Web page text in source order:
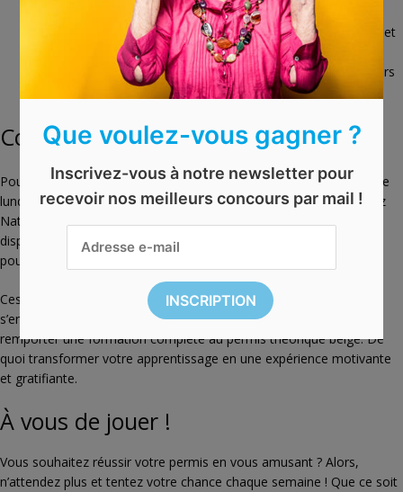
Des outils pédagogiques modernes comme des flashcards et
simulateurs pédagogiques avancés.
Un accompagnement pédagogique assuré par des moniteurs
Comment participer gratuitement ?
Pour participer au concours, c’est très simple : rendez-vous chaque
lundi sur la page d’accueil du site Permis Online pour tenter le Quiz
National, ou bien directement dans les cours en ligne gratuits
disponibles sur le site. Aucun abonnement ni frais n’est nécessaire
pour participer, tout le monde peut ainsi tenter sa chance.
Ces concours représentent donc une opportunité idéale pour
s’entraîner efficacement tout en ayant la possibilité concrète de
remporter une formation complète au permis théorique belge. De
quoi transformer votre apprentissage en une expérience motivante
et gratifiante.
À vous de jouer !
Vous souhaitez réussir votre permis en vous amusant ? Alors,
n’attendez plus et tentez votre chance chaque semaine ! Que ce soit
Que voulez-vous gagner ?
Inscrivez-vous à notre newsletter pour
recevoir nos meilleurs concours par mail !